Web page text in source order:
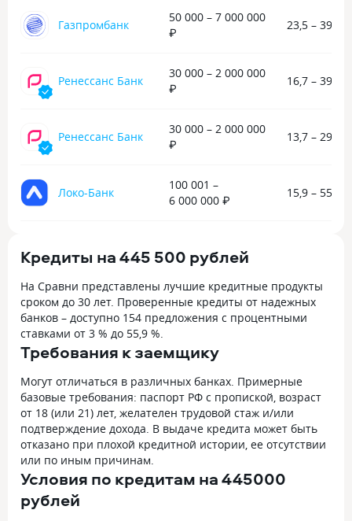
грамотные и
Обязательно
заслуженно!
Газпромбанк
50 000 – 7 000 000
₽
23,5 – 39,3
Ренессанс Банк
30 000 – 2 000 000
₽
16,7 – 39,9
Ренессанс Банк
30 000 – 2 000 000
₽
13,7 – 29,8
Локо-Банк
100 001 –
6 000 000 ₽
15,9 – 55,8
Кредиты на 445 500 рублей
На Сравни представлены лучшие кредитные продукты
сроком до 30 лет. Проверенные кредиты от надежных
банков – доступно 154 предложения с процентными
ставками от 3 % до 55,9 %.
Требования к заемщику
Могут отличаться в различных банках. Примерные
базовые требования: паспорт РФ с пропиской, возраст
от 18 (или 21) лет, желателен трудовой стаж и/или
подтверждение дохода. В выдаче кредита может быть
отказано при плохой кредитной истории, ее отсутствии
или по иным причинам.
Условия по кредитам на 445000
рублей